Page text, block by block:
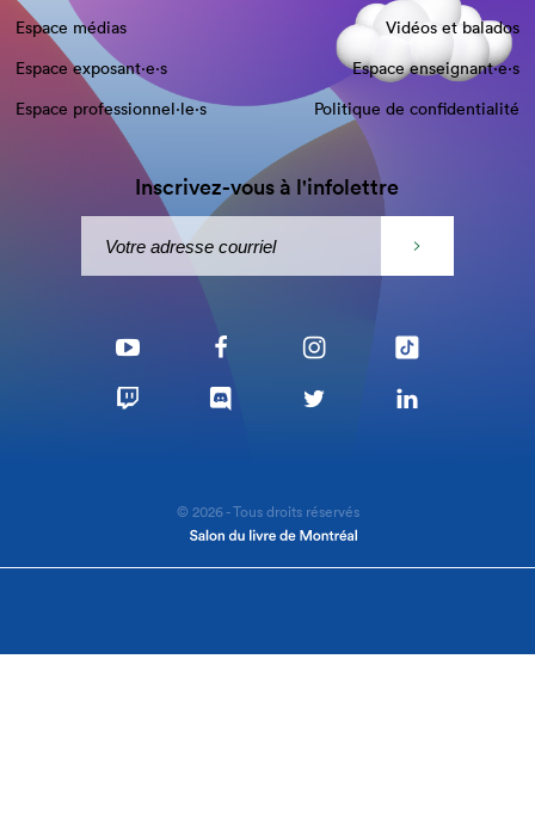
Espace médias
Vidéos et balados
Espace exposant·e⋅s
Espace enseignant·e⋅s
Espace professionnel·le⋅s
Politique de confidentialité
Inscrivez-vous à l'infolettre
© 2026 - Tous droits réservés